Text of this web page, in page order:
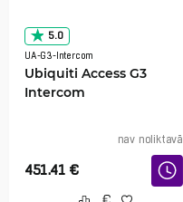
5.0
UA-G3-Intercom
Ubiquiti Access G3
Intercom
nav noliktavā
451.41 €